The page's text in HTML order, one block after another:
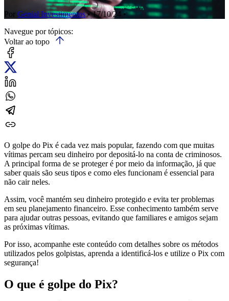
Por Genial Investimentos• 17/10/24 •
Navegue por tópicos:
Voltar ao topo
O golpe do Pix é cada vez mais popular, fazendo com que muitas
vítimas percam seu dinheiro por depositá-lo na conta de criminosos.
A principal forma de se proteger é por meio da informação, já que
saber quais são seus tipos e como eles funcionam é essencial para
não cair neles.
Assim, você mantém seu dinheiro protegido e evita ter problemas
em seu planejamento financeiro. Esse conhecimento também serve
para ajudar outras pessoas, evitando que familiares e amigos sejam
as próximas vítimas.
Por isso, acompanhe este conteúdo com detalhes sobre os métodos
utilizados pelos golpistas, aprenda a identificá-los e utilize o Pix com
segurança!
O que é golpe do Pix?